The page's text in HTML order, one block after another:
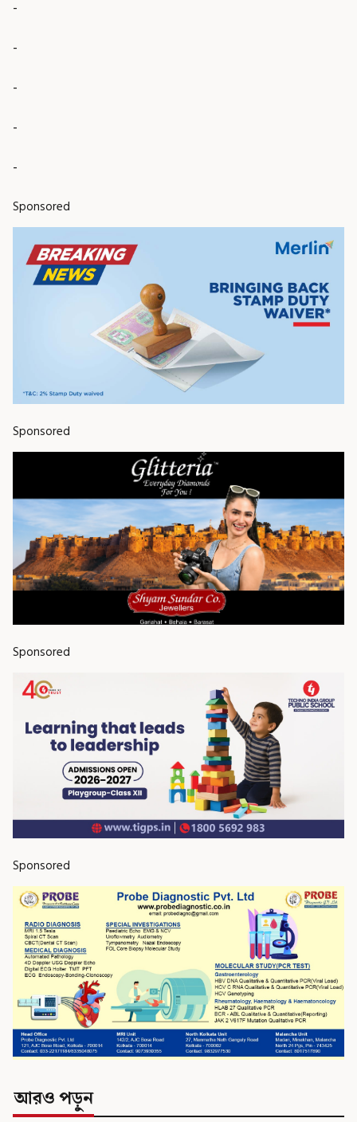
-
-
-
-
-
Sponsored
Sponsored
Sponsored
Sponsored
আরও পড়ুন